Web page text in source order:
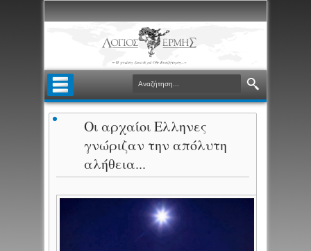
Oι αρχαίοι Ελληνες
γνώριζαν την απόλυτη
αλήθεια...